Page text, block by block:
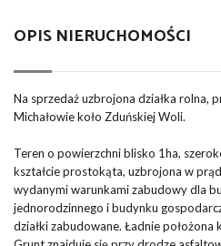
OPIS NIERUCHOMOŚCI
Na sprzedaż uzbrojona działka rolna,
Michałowie koło Zduńskiej Woli.
Teren o powierzchni blisko 1ha,
kształcie prostokąta, uzbrojona w
wydanymi warunkami zabudowy dla
jednorodzinnego i budynku
działki zabudowane. Ładnie położona